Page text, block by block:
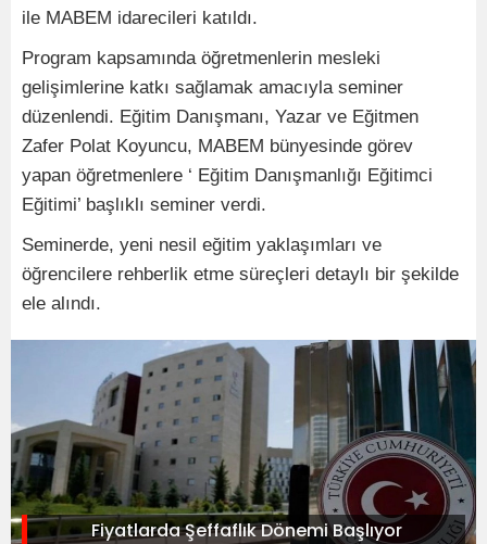
ile MABEM idarecileri katıldı.
Program kapsamında öğretmenlerin mesleki
gelişimlerine katkı sağlamak amacıyla seminer
düzenlendi. Eğitim Danışmanı, Yazar ve Eğitmen
Zafer Polat Koyuncu, MABEM bünyesinde görev
yapan öğretmenlere ‘ Eğitim Danışmanlığı Eğitimci
Eğitimi’ başlıklı seminer verdi.
Seminerde, yeni nesil eğitim yaklaşımları ve
öğrencilere rehberlik etme süreçleri detaylı bir şekilde
ele alındı.
Fiyatlarda Şeffaflık Dönemi Başlıyor